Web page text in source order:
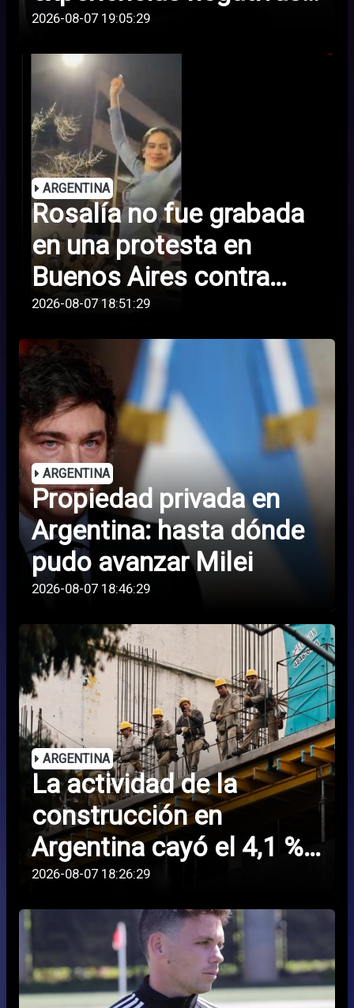
en las redes disparan la
ansiedad entre los
adolescentes,
especialmente los
varones
2026-08-07 19:05:29
ARGENTINA
Rosalía no fue grabada
en una protesta en
Buenos Aires contra
proyecto de ley del
gobierno argentino
2026-08-07 18:51:29
ARGENTINA
Propiedad privada en
Argentina: hasta dónde
pudo avanzar Milei
2026-08-07 18:46:29
ARGENTINA
La actividad de la
construcción en
Argentina cayó el 4,1 %
en junio
2026-08-07 18:26:29